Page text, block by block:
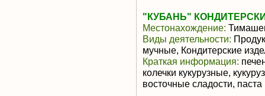
"КУБАНЬ"
Местонахождение:
Виды деятельности:
мучные, Кондитерские
Краткая информация:
колечки кукурузные,
восточные сладости,